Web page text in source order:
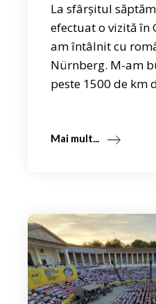
La sfârșitul
efectuat o vizită în
am întâlnit cu
Nürnberg. M-am
peste 1500 de km
Mai mult...